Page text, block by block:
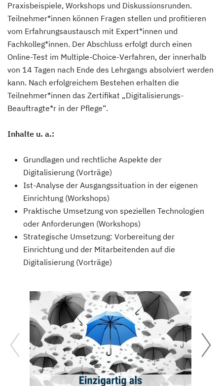
Praxisbeispiele, Workshops und Diskussionsrunden.
Teilnehmer*innen können Fragen stellen und profitieren
vom Erfahrungsaustausch mit Expert*innen und
Fachkolleg*innen. Der Abschluss erfolgt durch einen
Online-Test im Multiple-Choice-Verfahren, der innerhalb
von 14 Tagen nach Ende des Lehrgangs absolviert werden
kann. Nach erfolgreichem Bestehen erhalten die
Teilnehmer*innen das Zertifikat „Digitalisierungs-
Beauftragte*r in der Pflege“.
Inhalte u. a.:
Grundlagen und rechtliche Aspekte der
Digitalisierung (Vorträge)
Ist-Analyse der Ausgangssituation in der eigenen
Einrichtung (Workshops)
Praktische Umsetzung von speziellen Technologien
oder Anforderungen (Workshops)
Strategische Umsetzung: Vorbereitung der
Einrichtung und der Mitarbeitenden auf die
Digitalisierung (Vorträge)